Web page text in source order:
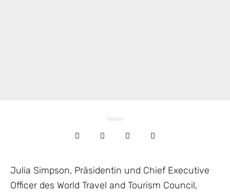
Teilen
Julia Simpson, Präsidentin und Chief Executive
Officer des World Travel and Tourism Council,